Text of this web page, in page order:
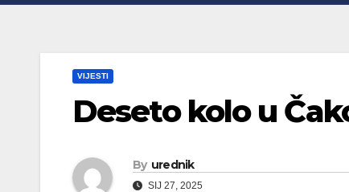
VIJESTI
Deseto kolo u
By urednik
SIJ 27, 2025